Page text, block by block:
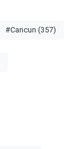
#Cancun (357)